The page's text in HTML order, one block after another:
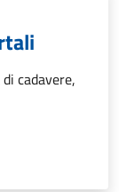
cadavere,